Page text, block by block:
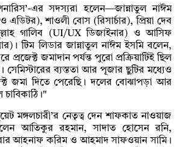
এর সদস্যরা হলেন—জান্নাতুল নাঈম
এডিটর), শাওলী বোস (রিসার্চার), প্রিয়া দেব
গালিব (UI/UX ডিজাইনার) ও আসিফ
টিম লিডার জান্নাতুল নাঈম ইসমি বলেন,
জমাদান পর্যন্ত পুরো প্রক্রিয়াটিই ছিল
ব্যস্ততা আর পূজার ছুটির মধ্যেও
জমা দিতে পেরেছি। দলের বোঝাপড়া আর
মঙ্গলচারী’র নেতৃত্ব দেন শাফকাত নাওয়াজ
আতিকুর রহমান, সাদাত হোসেন রনি,
আহনাফ করিম ও আহমাদ সাফওয়ান সামি।